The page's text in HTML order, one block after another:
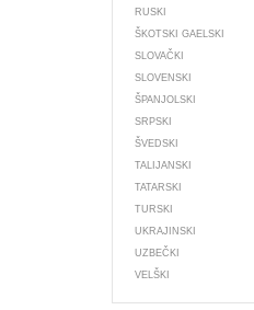
RUSKI
ŠKOTSKI GAELSKI
SLOVAČKI
SLOVENSKI
ŠPANJOLSKI
SRPSKI
ŠVEDSKI
TALIJANSKI
TATARSKI
TURSKI
UKRAJINSKI
UZBEČKI
VELŠKI